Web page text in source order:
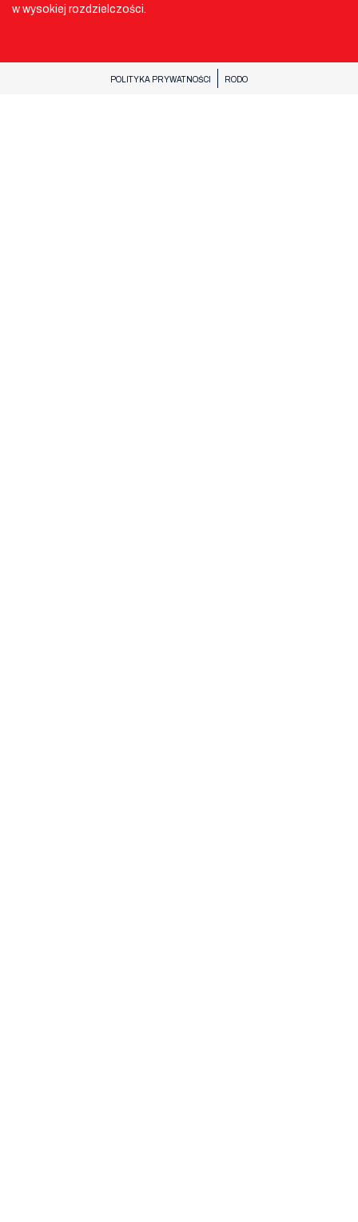
w wysokiej rozdzielczości.
POLITYKA PRYWATNOŚCI RODO